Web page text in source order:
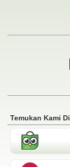
Temukan Kami Di